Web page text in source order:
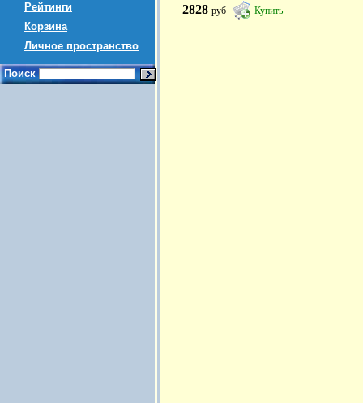
Рейтинги
Корзина
Личное пространство
Поиск
2828 руб Купить